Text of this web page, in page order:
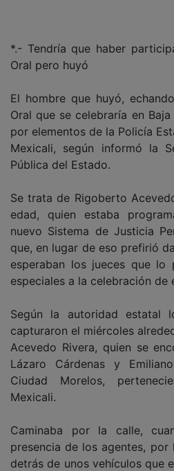
*.- Tendría que haber
Oral pero huyó
El hombre que huyó,
Oral que se celebraría en
por elementos de la Policía
Mexicali, según informó la
Pública del Estado.
Se trata de Rigoberto
edad, quien estaba
nuevo Sistema de Justicia
que, en lugar de eso prefirió
esperaban los jueces que lo
especiales a la celebración de
Según la autoridad estatal
capturaron el miércoles
Acevedo Rivera, quien se
Lázaro Cárdenas y
Ciudad Morelos,
Mexicali.
Caminaba por la calle,
presencia de los agentes,
detrás de unos vehículos que